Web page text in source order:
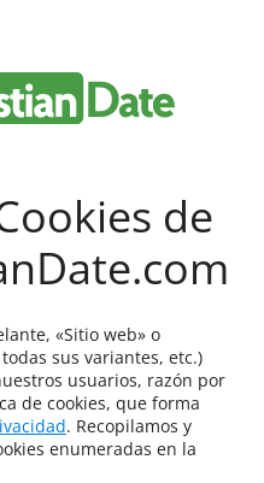
de
«Sitio web» o
sus variantes, etc.)
usuarios, razón por
de cookies, que forma
. Recopilamos y
enumeradas en la